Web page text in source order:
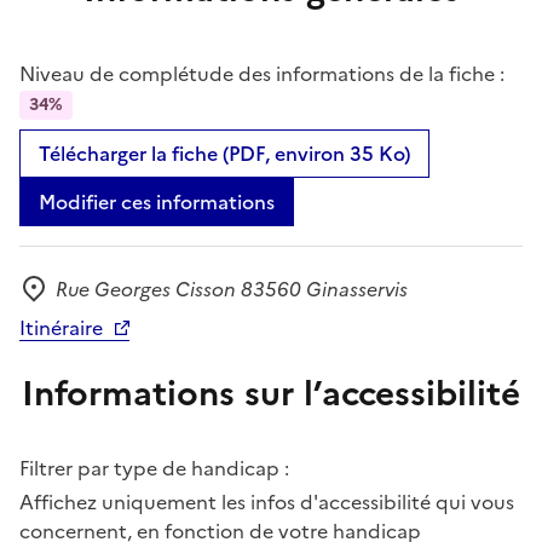
Niveau de complétude des informations de la fiche :
34%
Télécharger la fiche (PDF, environ 35 Ko)
Modifier ces informations
Adresse
Rue Georges Cisson 83560 Ginasservis
Itinéraire
Informations sur l’accessibilité
Filtrer par type de handicap :
Affichez uniquement les infos d'accessibilité qui vous
concernent, en fonction de votre handicap